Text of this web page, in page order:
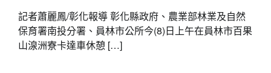
記者蕭麗鳳/彰化報導 彰化縣政府、農業部林業及自然
保育署南投分署、員林市公所今(8)日上午在員林市百果
山湶洲寮卡達車休憩 […]